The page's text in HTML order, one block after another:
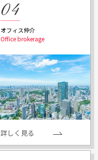
オフィス仲介
詳しく見る